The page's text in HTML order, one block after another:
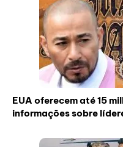
EUA oferecem até 15
informações sobre